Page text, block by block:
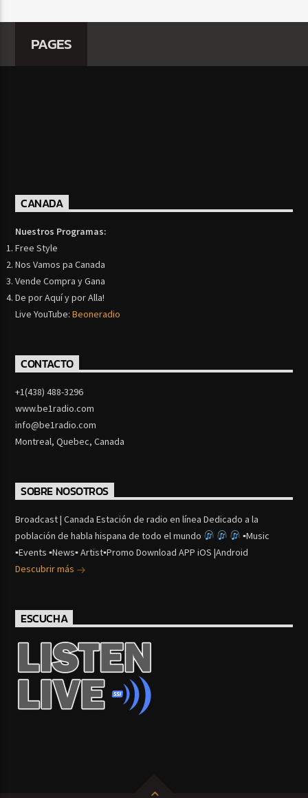
PAGES
CANADA
Nuestros Programas:
Free Style
Nos Vamos pa Canada
Vende Compra y Gana
De por Aquí y por Alla!
Live YouTube:Beoneradio
CONTACTO
+1(438) 488-3296
www.be1radio.com
info@be1radio.com
Montreal, Quebec, Canada
SOBRE NOSOTROS
Broadcast | Canada Estación de radio en línea Dedicado a la
población de habla hispana de todo el mundo
▪Music
▪Events ▪News▪ Artist▪Promo Download APP iOS |Android
Descubrir más
ESCUCHA